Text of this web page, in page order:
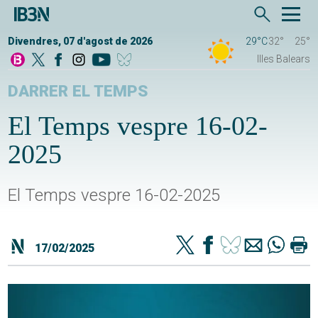
Divendres, 07 d'agost de 2026 29°C32°
25°
Illes Balears
DARRER EL TEMPS
El Temps vespre 16-02-
2025
El Temps vespre 16-02-2025
17/02/2025